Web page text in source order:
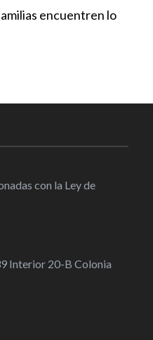
encuentren lo
con la Ley de
Interior 20-B Colonia